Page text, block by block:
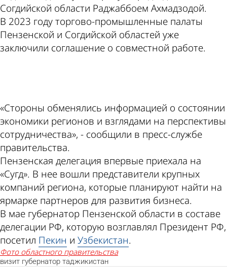
Согдийской области Раджаббоем Ахмадзодой.
В 2023 году торгово-промышленные палаты
Пензенской и Согдийской областей уже
заключили соглашение о совместной работе.
«Стороны обменялись информацией о состоянии
экономики регионов и взглядами на перспективы
сотрудничества», - сообщили в пресс-службе
правительства.
Пензенская делегация впервые приехала на
«Сугд». В нее вошли представители крупных
компаний региона, которые планируют найти на
ярмарке партнеров для развития бизнеса.
В мае губернатор Пензенской области в составе
делегации РФ, которую возглавлял Президент РФ,
посетил Пекин и Узбекистан.
фото областного правительства
визит губернатор таджикистан